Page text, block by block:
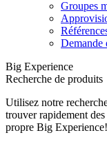
Groupes
Demande
Big Experience
Recherche de produits
Utilisez notre
trouver rapidement
propre Big Experience!